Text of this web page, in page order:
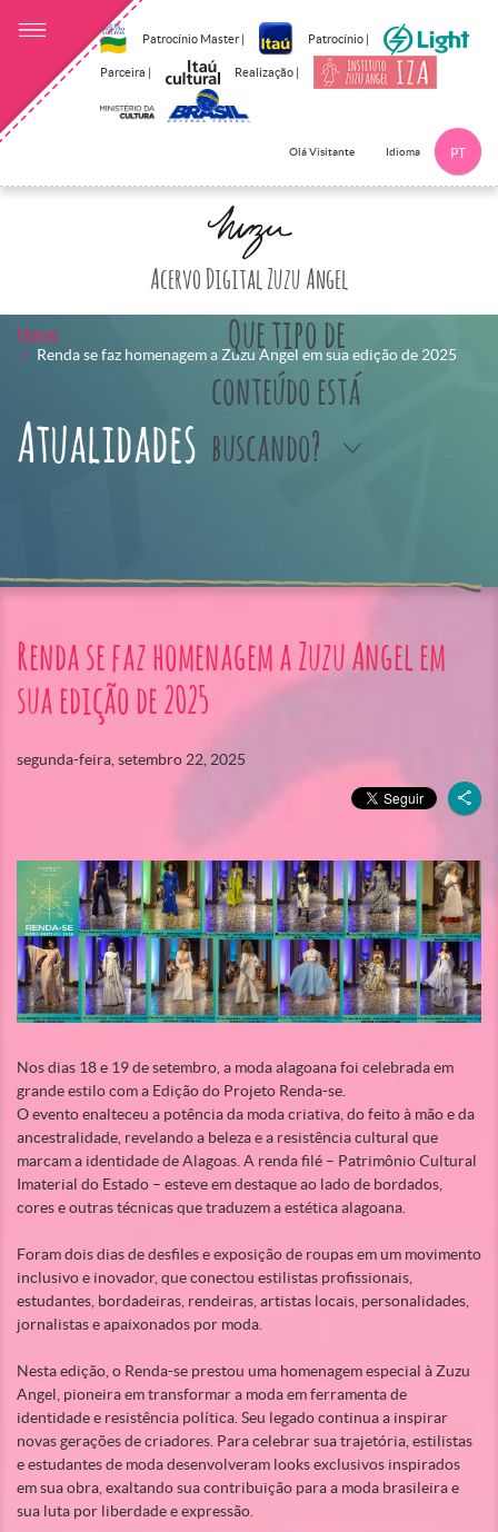
Patrocínio Master | Patrocínio |
Parceira | Realização |
Olá Visitante Idioma PT
Acervo Digital Zuzu Angel
Que tipo de
conteúdo está
buscando?
Home
Renda se faz homenagem a Zuzu Angel em sua edição de 2025
Atualidades
Renda se faz homenagem a Zuzu Angel em
sua edição de 2025
segunda-feira, setembro 22, 2025
Nos dias 18 e 19 de setembro, a moda alagoana foi celebrada em
grande estilo com a Edição do Projeto Renda-se.
O evento enalteceu a potência da moda criativa, do feito à mão e da
ancestralidade, revelando a beleza e a resistência cultural que
marcam a identidade de Alagoas. A renda filé – Patrimônio Cultural
Imaterial do Estado – esteve em destaque ao lado de bordados,
cores e outras técnicas que traduzem a estética alagoana.
Foram dois dias de desfiles e exposição de roupas em um movimento
inclusivo e inovador, que conectou estilistas profissionais,
estudantes, bordadeiras, rendeiras, artistas locais, personalidades,
jornalistas e apaixonados por moda.
Nesta edição, o Renda-se prestou uma homenagem especial à Zuzu
Angel, pioneira em transformar a moda em ferramenta de
identidade e resistência política. Seu legado continua a inspirar
novas gerações de criadores. Para celebrar sua trajetória, estilistas
e estudantes de moda desenvolveram looks exclusivos inspirados
em sua obra, exaltando sua contribuição para a moda brasileira e
sua luta por liberdade e expressão.